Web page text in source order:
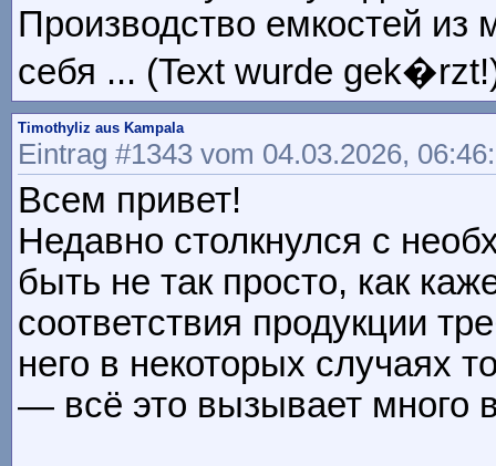
Производство емкостей из
себя ... (Text wurde
Timothyliz aus Kampala
Eintrag #1343 vom 04.03.2026,
Всем привет!
Недавно столкнулся с
быть не так просто, как
соответствия продукции
него в некоторых случаях
— всё это вызывает много